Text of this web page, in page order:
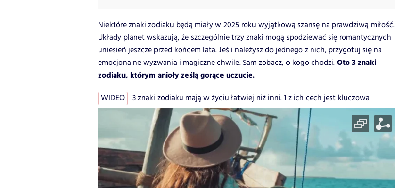
Niektóre znaki zodiaku będą miały w 2025 roku wyjątkową szansę na prawdziwą miłość.
Układy planet wskazują, że szczególnie trzy znaki mogą spodziewać się romantycznych
uniesień jeszcze przed końcem lata. Jeśli należysz do jednego z nich, przygotuj się na
emocjonalne wyzwania i magiczne chwile. Sam zobacz, o kogo chodzi.Oto 3 znaki
zodiaku, którym anioły ześlą gorące uczucie.
WIDEO 3 znaki zodiaku mają w życiu łatwiej niż inni. 1 z ich cech jest kluczowa